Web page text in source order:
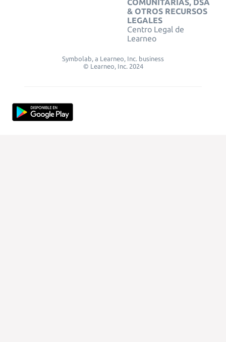
COMUNITARIAS, DSA
& OTROS RECURSOS
LEGALES
Centro Legal de
Learneo
Symbolab, a Learneo, Inc. business
© Learneo, Inc. 2024